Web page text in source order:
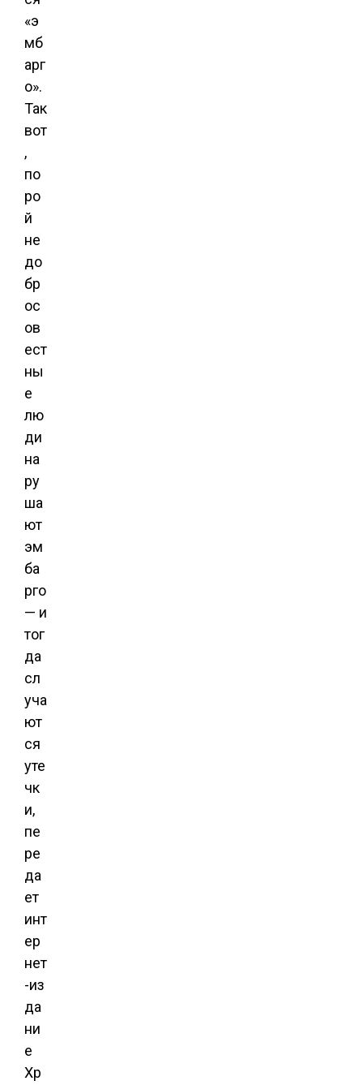
«э
мб
арг
о».
Так
вот
,
по
ро
й
не
до
бр
ос
ов
ест
ны
е
лю
ди
на
ру
ша
ют
эм
ба
рго
— и
тог
да
сл
уча
ют
ся
уте
чк
и,
пе
ре
да
ет
инт
ер
нет
-из
да
ни
е
Хр